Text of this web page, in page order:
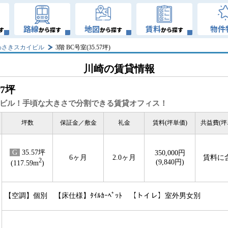
路線から探す 地図から探す 賃料から探す 物件
さきスカイビル 3階 BC号室(35.57坪)
川崎の賃貸情報
坪
ル！手頃な大きさで分割できる賃貸オフィス！
坪数 保証金／敷金 礼金 賃料(坪単価) 共益費(
G
35.57坪
(117.59m2)
6ヶ月 2.0ヶ月
350,000円
(9,840円)
賃料に
【空調】個別 【床仕様】ﾀｲﾙｶｰﾍﾟｯﾄ 【トイレ】室外男女別